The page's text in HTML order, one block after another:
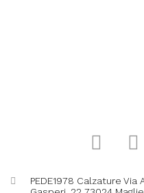
PEDE1978 Calzature Via